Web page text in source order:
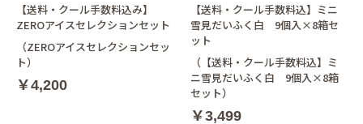
【送料・クール手数料込み】
ZEROアイスセレクションセット
（ZEROアイスセレクションセッ
ト）
￥4,200
【送料・クール手数料込】ミニ
雪見だいふく白 9個入×8箱セ
ット
（【送料・クール手数料込】ミ
ニ雪見だいふく白 9個入×8箱
セット）
￥3,499